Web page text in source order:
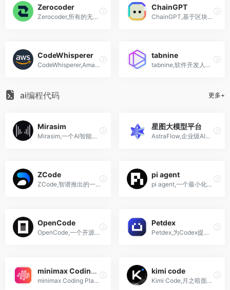
Zerocoder
Zerocoder,所有的无代码开发任务只需支付一笔固定的月费
ChainGPT
ChainGPT,基于区块链的人工智能模型
CodeWhisperer
CodeWhisperer,Amazon亚马逊推出的实时AI编程助手
tabnine
tabnine,软件开发人员的AI 助手，更快更好地编写代码
ai编程代码 更多+
Mirasim
Mirasim,一个AI智能体集成开发环境,支持从构建到评估的全流程,目前仅限邀请制使用
星图大模型平台
AstraFlow,企业级AI开发平台 提供模型市场与沙箱开发环境 支持在线体验和API调用 快速构建AGI应用
ZCode
ZCode,智谱推出的一个面向长任务的Agentic Development Environment,集成AI Agent与工具链,支持多Agent协作,自定义命令和插件扩展,让AI稳定可控地完成规划,编码,评审与上线流程
pi agent
pi agent,一个最小化的终端AI编程助手支持自定义工作流扩展和AGENTS.md文件可回退到任何先前的消息进行分支并共享整个会话
OpenCode
OpenCode,一个开源AI编程代理帮助用户在终端IDE或桌面端编写代码内置免费模型或连接任意提供商如Claude GPT Gemini等
Petdex
Petdex,为Codex提供动画伙伴的宠物合集平台,包含多种像素风桌面宠物,支持一键安装使用
minimax Coding Plan
minimax Coding Plan,针对高频开发者推出的高性价比编程订阅服务
kimi code
Kimi Code,月之暗面推出的AI编程智能体